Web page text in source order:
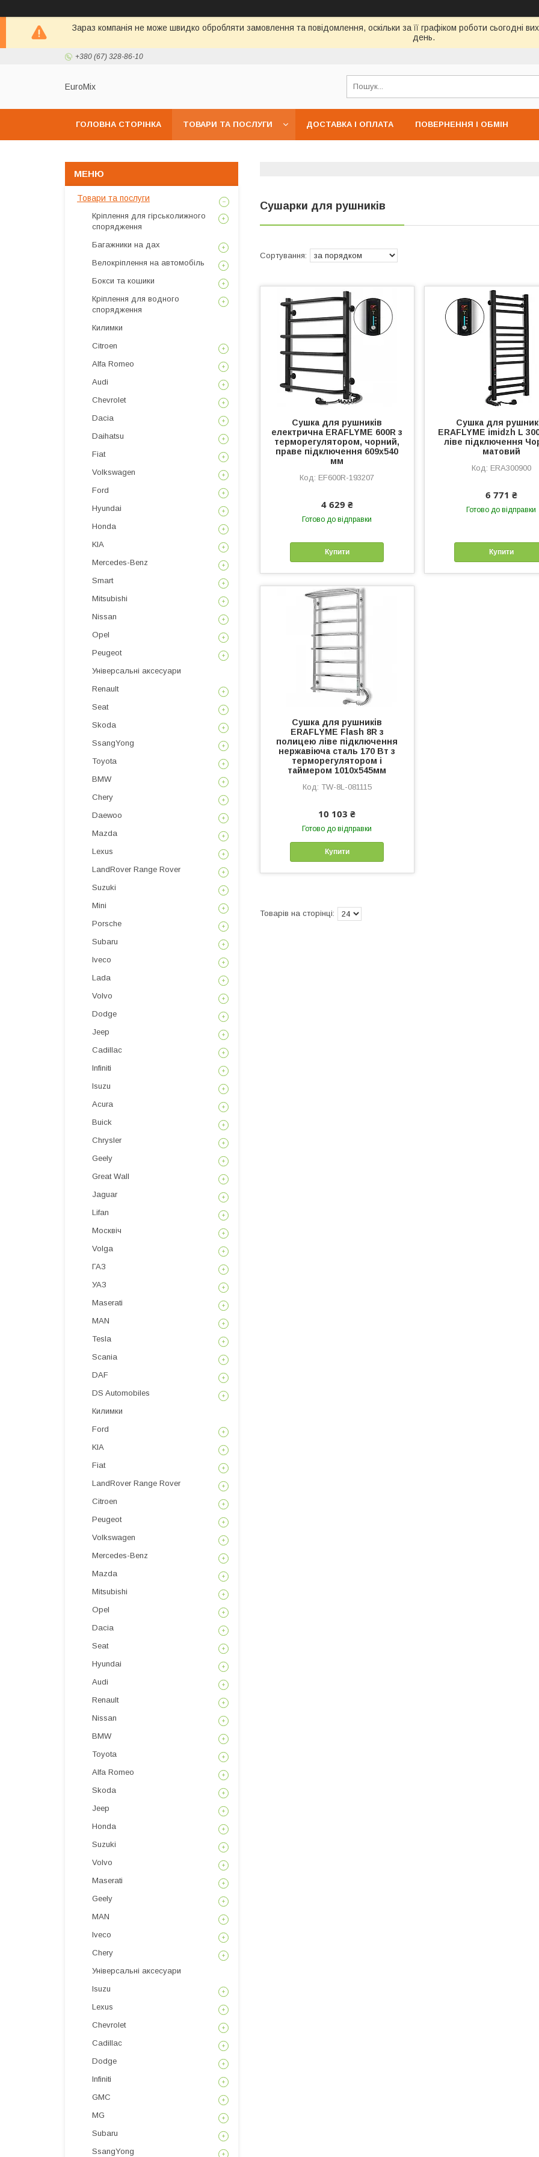
Зараз компанія не може швидко обробляти замовлення та повідомлення, оскільки за її графіком роботи сьогодні
день.
+380 (67) 328-86-10
EuroMix
ГОЛОВНА СТОРІНКА ТОВАРИ ТА ПОСЛУГИ ДОСТАВКА І ОПЛАТА ПОВЕРНЕННЯ І ОБМІН
Сушарки для рушників
Сушка для рушників
електрична ERAFLYME 600R з
терморегулятором, чорний,
праве підключення 609х540
мм
EF600R-193207
4 629 ₴
Готово до відправки
Купити
Сушка для
ERAFLYME imidzh L
ліве підключення
матовий
ERA300900
6 771 ₴
Готово до відправки
Купити
Сушка для рушників
ERAFLYME Flash 8R з
полицею ліве підключення
нержавіюча сталь 170 Вт з
терморегулятором і
таймером 1010х545мм
TW-8L-081115
10 103 ₴
Готово до відправки
Купити
Товари та послуги
Кріплення для гірськолижного
спорядження
Багажники на дах
Велокріплення на автомобіль
Бокси та кошики
Кріплення для водного
спорядження
Килимки
Citroen
Alfa Romeo
Audi
Chevrolet
Dacia
Daihatsu
Fiat
Volkswagen
Ford
Hyundai
Honda
KIA
Mercedes-Benz
Smart
Mitsubishi
Nissan
Opel
Peugeot
Універсальні аксесуари
Renault
Seat
Skoda
SsangYong
Toyota
BMW
Chery
Daewoo
Mazda
Lexus
LandRover Range Rover
Suzuki
Mini
Porsche
Subaru
Iveco
Lada
Volvo
Dodge
Jeep
Cadillac
Infiniti
Isuzu
Acura
Buick
Chrysler
Geely
Great Wall
Jaguar
Lifan
Москвіч
Volga
ГАЗ
УАЗ
Maserati
MAN
Tesla
Scania
DAF
DS Automobiles
Килимки
Ford
KIA
Fiat
LandRover Range Rover
Citroen
Peugeot
Volkswagen
Mercedes-Benz
Mazda
Mitsubishi
Opel
Dacia
Seat
Hyundai
Audi
Renault
Nissan
BMW
Toyota
Alfa Romeo
Skoda
Jeep
Honda
Suzuki
Volvo
Maserati
Geely
MAN
Iveco
Chery
Універсальні аксесуари
Isuzu
Lexus
Chevrolet
Cadillac
Dodge
Infiniti
GMC
MG
Subaru
SsangYong